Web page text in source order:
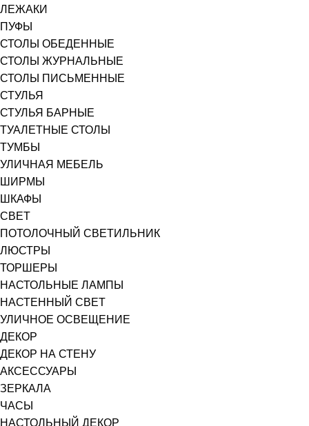
ЛЕЖАКИ
ПУФЫ
СТОЛЫ ОБЕДЕННЫЕ
СТОЛЫ ЖУРНАЛЬНЫЕ
СТОЛЫ ПИСЬМЕННЫЕ
СТУЛЬЯ
СТУЛЬЯ БАРНЫЕ
ТУАЛЕТНЫЕ СТОЛЫ
ТУМБЫ
УЛИЧНАЯ МЕБЕЛЬ
ШИРМЫ
ШКАФЫ
СВЕТ
ПОТОЛОЧНЫЙ СВЕТИЛЬНИК
ЛЮСТРЫ
ТОРШЕРЫ
НАСТОЛЬНЫЕ ЛАМПЫ
НАСТЕННЫЙ СВЕТ
УЛИЧНОЕ ОСВЕЩЕНИЕ
ДЕКОР
ДЕКОР НА СТЕНУ
АКСЕССУАРЫ
ЗЕРКАЛА
ЧАСЫ
НАСТОЛЬНЫЙ ДЕКОР